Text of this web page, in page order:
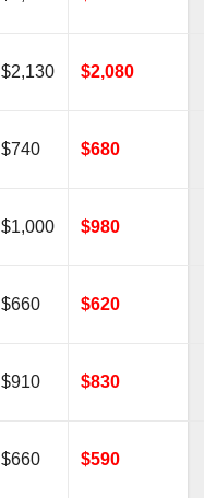
$2,130 $2,080
$740 $680
$1,000 $980
$660 $620
$910 $830
$660 $590